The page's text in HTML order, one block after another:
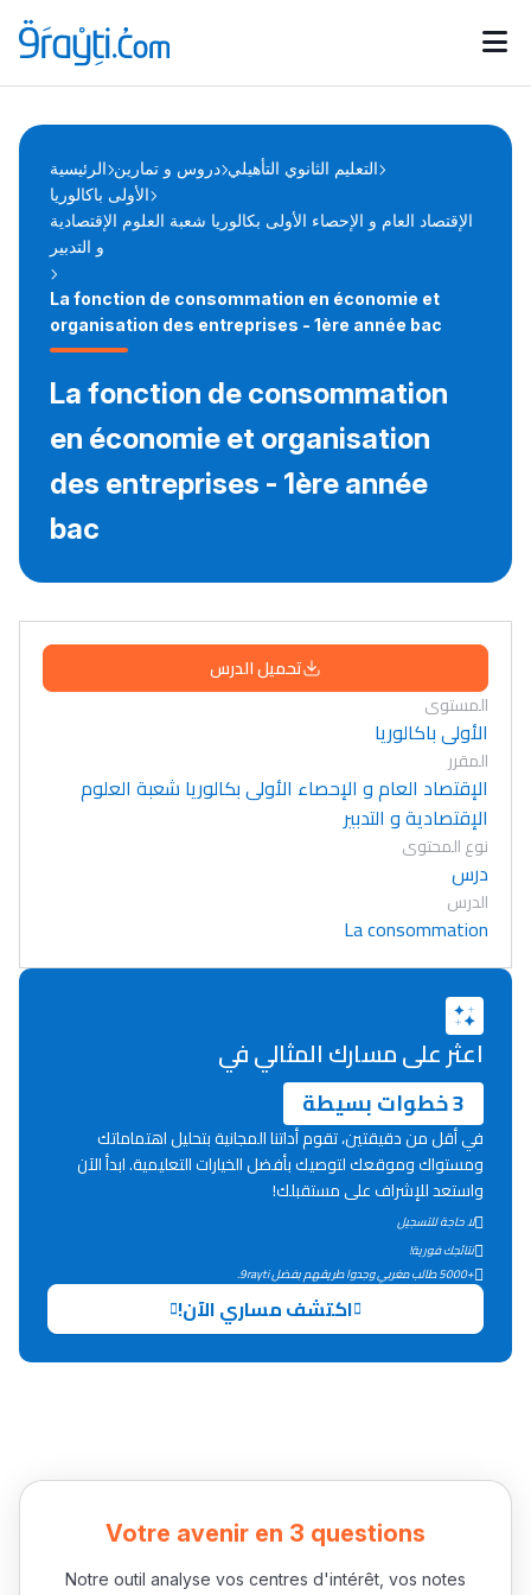
Catégories
d'actualités
Annonces bourses
Lycée Maroc
التعليم الثانوي التأهيلي
Collège au Maroc
التعليم الثانوي الإعدادي
Post-Bac
الرئيسية دروس و تمارين التعليم الثانوي التأهيلي
الأولى باكالوريا
الإقتصاد العام و الإحصاء الأولى بكالوريا شعبة العلوم الإقتصادية
و التدبير
La fonction de consommation en économie et
organisation des entreprises - 1ère année bac
La fonction de consommation
en économie et organisation
des entreprises - 1ère année
bac
تحميل الدرس
المستوى
الأولى باكالوريا
المقرر
الإقتصاد العام و الإحصاء الأولى بكالوريا شعبة العلوم
الإقتصادية و التدبير
نوع المحتوى
درس
الدرس
La consommation
اعثر على مسارك المثالي في
3 خطوات بسيطة
في أقل من دقيقتين، تقوم أداتنا المجانية بتحليل اهتماماتك
ومستواك وموقعك لتوصيك بأفضل الخيارات التعليمية. ابدأ الآن
واستعد للإشراف على مستقبلك!
لا حاجة للتسجيل
نتائجك فورية!
+5000 طالب مغربي وجدوا طريقهم بفضل 9rayti.
اكتشف مساري الآن!
Votre avenir en 3 questions
Notre outil analyse vos centres d'intérêt, vos notes